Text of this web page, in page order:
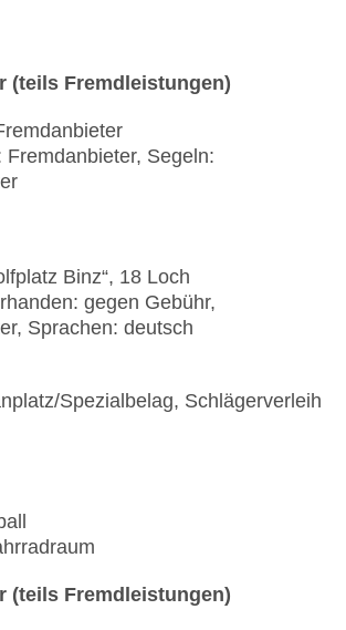
(teils Fremdleistungen)
Fremdanbieter, Segeln:
Binz“, 18 Loch
gegen Gebühr,
Sprachen: deutsch
Spezialbelag, Schlägerverleih
(teils Fremdleistungen)